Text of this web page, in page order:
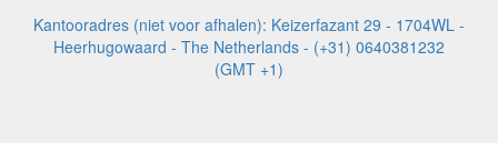
Kantooradres (niet voor afhalen): Keizerfazant 29 - 1704WL -
Heerhugowaard - The Netherlands - (+31) 0640381232
(GMT +1)